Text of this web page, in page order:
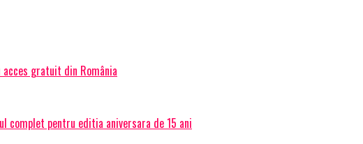
acces gratuit din România
complet pentru editia aniversara de 15 ani